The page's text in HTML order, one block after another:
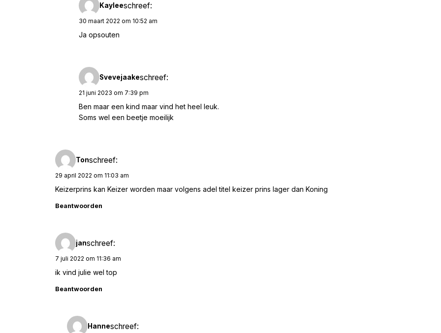
Kayleeschreef:
30 maart 2022 om 10:52 am
Ja opsouten
Svevejaakeschreef:
21 juni 2023 om 7:39 pm
Ben maar een kind maar vind het heel leuk.
Soms wel een beetje moeilijk
Tonschreef:
29 april 2022 om 11:03 am
Keizerprins kan Keizer worden maar volgens adel titel keizer prins lager dan Koning
Beantwoorden
janschreef:
7 juli 2022 om 11:36 am
ik vind julie wel top
Beantwoorden
Hanneschreef: